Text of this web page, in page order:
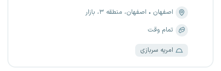
اصفهان
اصفهان، منطقه ۳، بازار
تمام وقت
امریه سربازی